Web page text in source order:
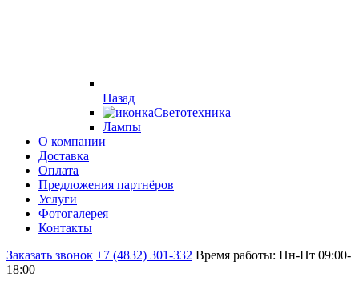
Назад
Светотехника
Лампы
О компании
Доставка
Оплата
Предложения партнёров
Услуги
Фотогалерея
Контакты
Заказать звонок +7 (4832) 301-332 Время работы: Пн-Пт 09:00-
18:00